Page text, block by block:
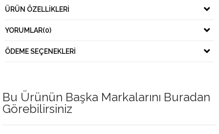
ÜRÜN ÖZELLIKLERI
YORUMLAR(0)
ÖDEME SEÇENEKLERI
Bu Ürünün Başka Markalarını Buradan
Görebilirsiniz